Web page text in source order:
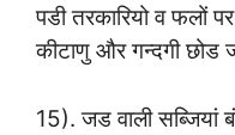
पडी तरकारियो व फलों
कीटाणु और गन्दगी छोड
15). जड वाली सब्जियां